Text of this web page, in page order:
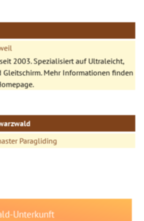
2003. Spezialisiert auf Ultraleicht,
Gleitschirm. Mehr Informationen finden
Paragliding
Unterkunft